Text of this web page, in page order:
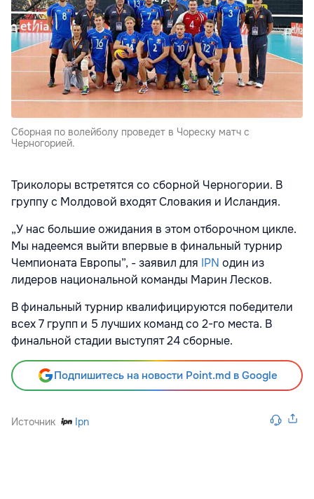
Сборная по волейболу проведет в Чореску матч с
Черногорией.
Триколоры встретятся со сборной Черногории. В
группу с Молдовой входят Словакия и Исландия.
„У нас большие ожидания в этом отборочном цикле.
Мы надеемся выйти впервые в финальный турнир
Чемпионата Европы”, - заявил для IPN один из
лидеров национальной команды Марин Лесков.
В финальный турнир квалифицируются победители
всех 7 групп и 5 лучших команд со 2-го места. В
финальной стадии выступят 24 сборные.
Подпишитесь на новости Point.md в Google
Источник Ipn